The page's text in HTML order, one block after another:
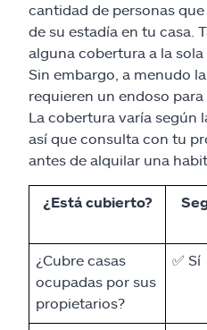
cantidad de personas
de su estadía en tu casa.
alguna cobertura a la sola
Sin embargo, a menudo
requieren un endoso
La cobertura varía según
así que consulta con tu
antes de alquilar una
¿Está cubierto?
¿Cubre casas
ocupadas por sus
propietarios?
✅ Sí